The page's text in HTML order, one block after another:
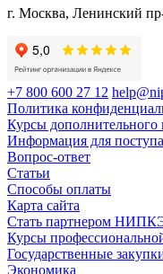
г. Москва, Ленинский
+7 800 600 27 12
Политика
Курсы дополнительного
Информация для
Вопрос-ответ
Статьи
Способы оплаты
Карта сайта
Стать партнером
Курсы
Государственные
Экономика